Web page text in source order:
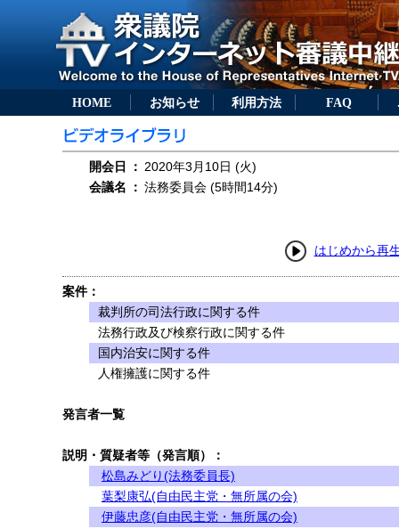
HOME お知らせ 利用方法 FAQ
開会日 ： 2020年3月10日 (火)
会議名
： 法務委員会 (5時間14分)
はじめから再
案件：
裁判所の司法行政に関する件
法務行政及び検察行政に関する件
国内治安に関する件
人権擁護に関する件
発言者一覧
説明・質疑者等（発言順）：
松島みどり(法務委員長)
葉梨康弘(自由民主党・無所属の会)
伊藤忠彦(自由民主党・無所属の会)